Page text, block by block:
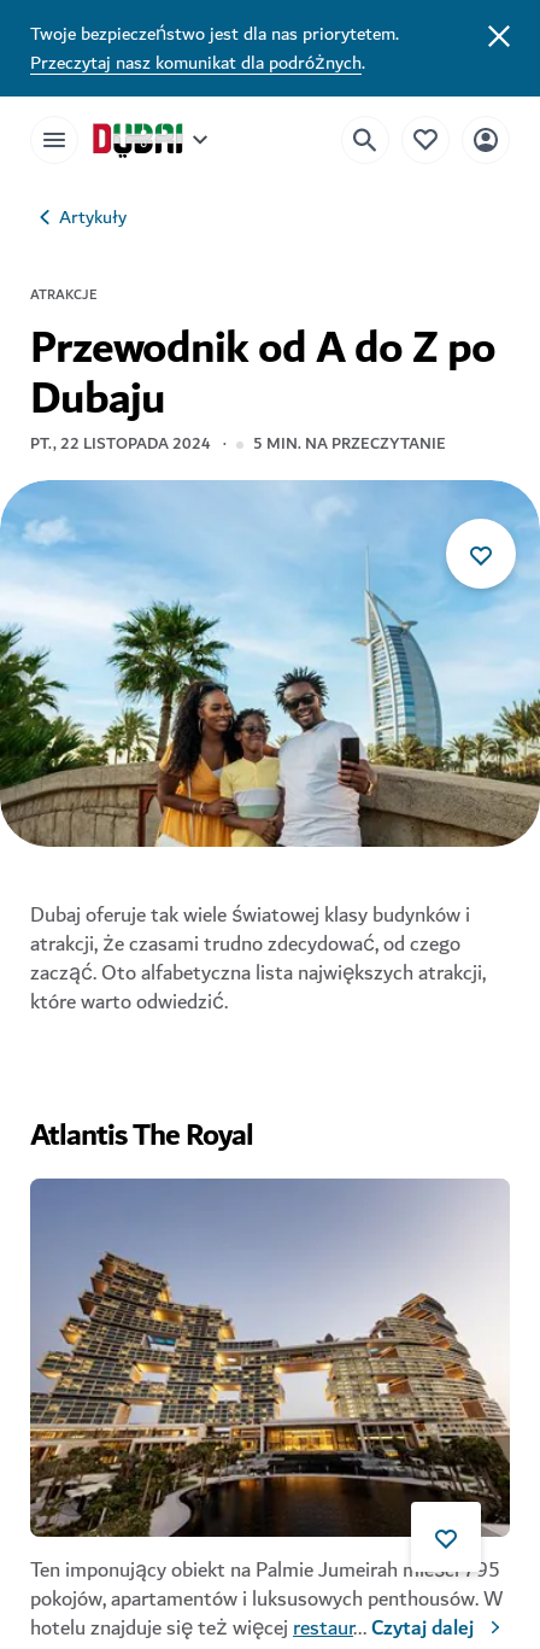
Twoje bezpieczeństwo jest dla nas priorytetem.
Przeczytaj nasz komunikat dla podróżnych.
Artykuły
ATRAKCJE
Przewodnik od A do Z po
Dubaju
PT., 22 LISTOPADA 2024 5 MIN. NA PRZECZYTANIE
Dubaj oferuje tak wiele światowej klasy budynków i
atrakcji, że czasami trudno zdecydować, od czego
zacząć. Oto alfabetyczna lista największych atrakcji,
które warto odwiedzić.
Atlantis The Royal
Ten imponujący obiekt na Palmie Jumeirah mieści 795
pokojów, apartamentów i luksusowych penthousów. W
hotelu znajduje się też więcejrestaur...Czytaj dalej